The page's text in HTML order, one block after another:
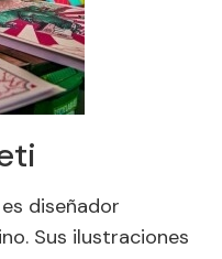
diseñador
Sus ilustraciones